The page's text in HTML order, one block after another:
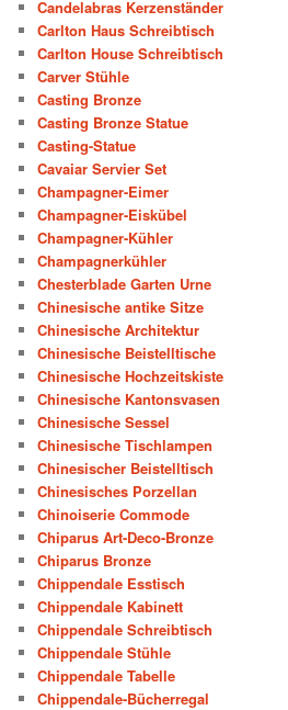
Candelabras Kerzenständer
Carlton Haus Schreibtisch
Carlton House Schreibtisch
Carver Stühle
Casting Bronze
Casting Bronze Statue
Casting-Statue
Cavaiar Servier Set
Champagner-Eimer
Champagner-Eiskübel
Champagner-Kühler
Champagnerkühler
Chesterblade Garten Urne
Chinesische antike Sitze
Chinesische Architektur
Chinesische Beistelltische
Chinesische Hochzeitskiste
Chinesische Kantonsvasen
Chinesische Sessel
Chinesische Tischlampen
Chinesischer Beistelltisch
Chinesisches Porzellan
Chinoiserie Commode
Chiparus Art-Deco-Bronze
Chiparus Bronze
Chippendale Esstisch
Chippendale Kabinett
Chippendale Schreibtisch
Chippendale Stühle
Chippendale Tabelle
Chippendale-Bücherregal